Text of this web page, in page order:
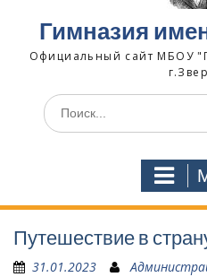
Гимназия
Официальный сайт МБОУ
Search
for:
Путешествие в
31.01.2023